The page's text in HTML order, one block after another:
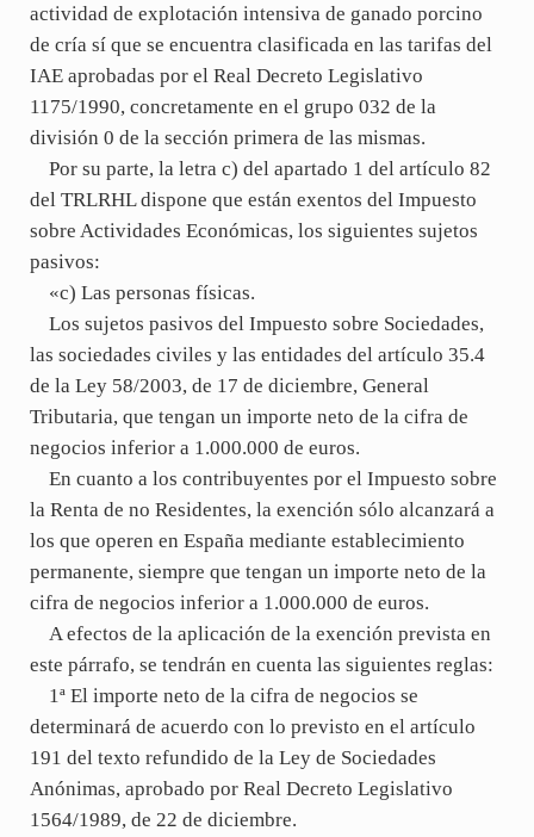
actividad de explotación intensiva de ganado porcino
de cría sí que se encuentra clasificada en las tarifas del
IAE aprobadas por el Real Decreto Legislativo
1175/1990, concretamente en el grupo 032 de la
división 0 de la sección primera de las mismas.
Por su parte, la letra c) del apartado 1 del artículo 82
del TRLRHL dispone que están exentos del Impuesto
sobre Actividades Económicas, los siguientes sujetos
pasivos:
«c) Las personas físicas.
Los sujetos pasivos del Impuesto sobre Sociedades,
las sociedades civiles y las entidades del artículo 35.4
de la Ley 58/2003, de 17 de diciembre, General
Tributaria, que tengan un importe neto de la cifra de
negocios inferior a 1.000.000 de euros.
En cuanto a los contribuyentes por el Impuesto sobre
la Renta de no Residentes, la exención sólo alcanzará a
los que operen en España mediante establecimiento
permanente, siempre que tengan un importe neto de la
cifra de negocios inferior a 1.000.000 de euros.
A efectos de la aplicación de la exención prevista en
este párrafo, se tendrán en cuenta las siguientes reglas:
1ª El importe neto de la cifra de negocios se
determinará de acuerdo con lo previsto en el artículo
191 del texto refundido de la Ley de Sociedades
Anónimas, aprobado por Real Decreto Legislativo
1564/1989, de 22 de diciembre.